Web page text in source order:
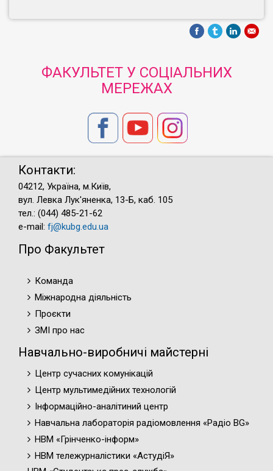
ФАКУЛЬТЕТ У СОЦІАЛЬНИХ
МЕРЕЖАХ
Контакти:
04212, Україна, м.Київ,
вул. Левка Лук'яненка, 13-Б, каб. 105
тел.: (044) 485-21-62
e-mail: fj@kubg.edu.ua
Про Факультет
Команда
Міжнародна діяльність
Проєкти
ЗМІ про нас
Навчально-виробничі майстерні
Центр сучасних комунікацій
Центр мультимедійних технологій
Інформаційно-аналітиний центр
Навчальна лабораторія радіомовлення «Радіо BG»
НВМ «Грінченко-інформ»
НВМ тележурналістики «АстудіЯ»